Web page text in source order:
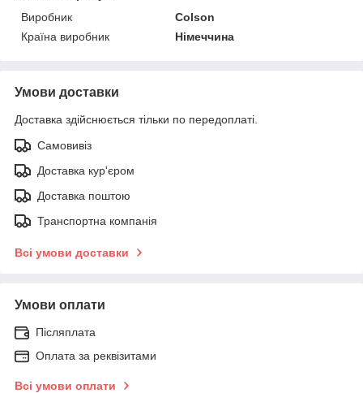
Виробник
Colson
Країна виробник
Німеччина
Умови доставки
Доставка здійснюється тільки по передоплаті.
Самовивіз
Доставка кур'єром
Доставка поштою
Транспортна компанія
Всі умови доставки
Умови оплати
Післяплата
Оплата за реквізитами
Всі умови оплати